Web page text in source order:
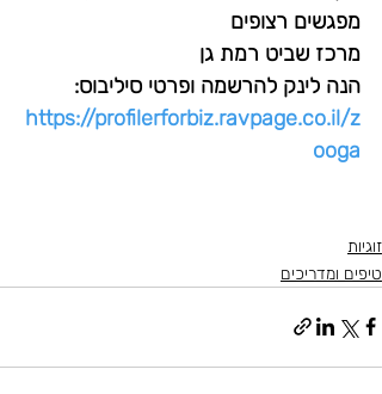
מפגשים רצופים
מרכז שביט רמת גן
הנה לינק להרשמה ופרטי סיליבוס:
https://profilerforbiz.ravpage.co.il/z
ooga
זוגיות
טיפים ומדריכים